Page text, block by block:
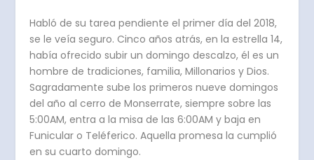
Habló de su tarea pendiente el primer día del 2018,
se le veía seguro. Cinco años atrás, en la estrella 14,
había ofrecido subir un domingo descalzo, él es un
hombre de tradiciones, familia, Millonarios y Dios.
Sagradamente sube los primeros nueve domingos
del año al cerro de Monserrate, siempre sobre las
5:00AM, entra a la misa de las 6:00AM y baja en
Funicular o Teléferico. Aquella promesa la cumplió
en su cuarto domingo.